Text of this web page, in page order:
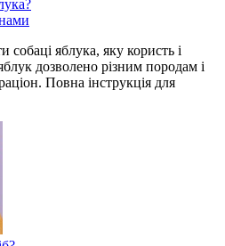
собаці яблука, яку користь і
дозволено різним породам і
Повна інструкція для